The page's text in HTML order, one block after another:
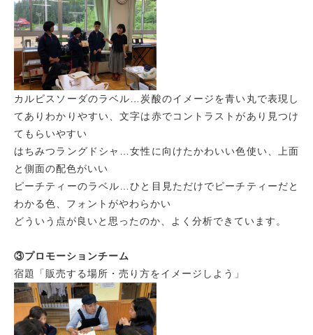
カルピスソーダのラベル…炭酸のイメージを青い丸で表現し
てありわかりやすい、文字は赤でコントラストがあり見つけ
てもらいやすい
はちみつラングドシャ…女性に向けたかわいい色使い、上面
と側面の配色がいい
ピーチティーのラベル…ひと目見ただけでピーチティーだと
わかる色、フォントがやわらかい
どういう点が良いと思ったのか、よく分析できています。
③プロモーションチーム
宿題「販売する場所・売り方をイメージしよう」